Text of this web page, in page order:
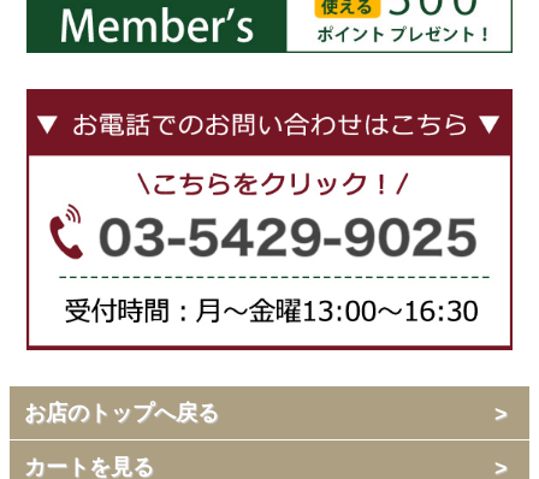
お店のトップへ戻る
カートを見る